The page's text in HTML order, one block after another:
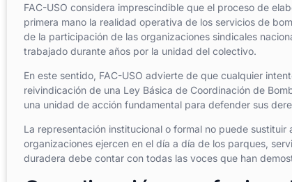
FAC-USO considera imprescindible que el proceso de
primera mano la realidad operativa de los servicios de
de la participación de las organizaciones sindicales
trabajado durante años por la unidad del colectivo.
En este sentido, FAC-USO advierte de que cualquier
reivindicación de una Ley Básica de Coordinación de
una unidad de acción fundamental para defender sus
La representación institucional o formal no puede
organizaciones ejercen en el día a día de los parques,
duradera debe contar con todas las voces que han